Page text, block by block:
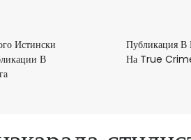
Истински
В
Много
Публикация В
На True